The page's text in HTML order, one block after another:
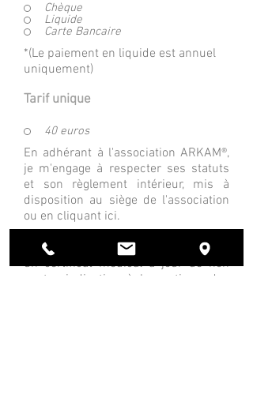
Chèque
Liquide
Carte Bancaire
*(Le paiement en liquide est annuel
uniquement)
Tarif unique
40 euros
En adhérant à l'association ARKAM®,
je m'engage à respecter ses statuts
et son règlement intérieur, mis à
disposition au siège de l'association
ou en cliquant ici.
Toute inscription nécessite :
un certificat médical à jour de non
contre indication à la pratique des